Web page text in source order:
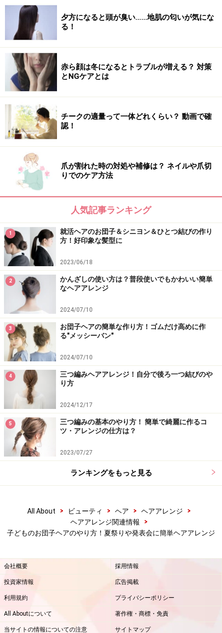
生え際にもワックスをなじませる
4. 根元からしっかりなじませ、生え際も撫でるように付
けておきます。
生え際から毛先までコームでなじませる
5. しっかり根元からコーミングをします。ワックスの油
分が全体に行き渡るように、毛先まで通します。生え際
から毛先までしっかりコームでとかして、しっとりとな
じませましょう
ベースのヘアアレンジ・土台の作り方
顎先と耳をつないだ斜めの線で分けとる
1. ブロッキングをします。あご先と耳の延長線上をゴー
ルデンポイントと呼びます。まずはこの線で分けとり、
トップで丸く取ります。
トップは丸くブロッキング
2. トップを丸く分け取った状態。まずは、このトップの
毛束からアレンジしていきます。
トップの髪をヘアゴムで結ぶ
3. トップをしっかりきつく結びます。ここがすべての土
台になりますので、根元が緩まないように結びましょ
う。シリコンゴムなどの弱いものではなく、細めのひも
状のゴムを使うと良いです。結んで輪っかにしてから使
ったら毛束を二つに分け、開くように引っ張り、根元の
緩みをとります。
4. 下半分をコームでとかしながら、ゴムの部分に合わせ
ていきます。お子さんが下を向いてしまうと、結んだ時
に襟足がたるんでしまいます。正面か少し上を向くよう
夕方になると頭が臭い……地肌の匂いが気にな
る！
赤ら顔は冬になるとトラブルが増える？ 対策
とNGケアとは
チークの適量って一体どれくらい？ 動画で確
認！
爪が割れた時の対処や補修は？ ネイルや爪切
りでのケア方法
人気記事ランキング
1
就活ヘアのお団子＆シニヨン＆ひとつ結びの作り
方！好印象な髪型に
2023/06/18
2
かんざしの使い方は？普段使いでもかわいい簡単
なヘアアレンジ
2024/07/10
3
お団子ヘアの簡単な作り方！ゴムだけ高めに作
る"メッシーバン"
2024/07/10
4
三つ編みヘアアレンジ！自分で後ろ一つ結びのや
り方
2024/12/17
5
三つ編みの基本のやり方！ 簡単で綺麗に作るコ
ツ・アレンジの仕方は？
2023/07/27
ランキングをもっと見る
All About > ビューティ > ヘア > ヘアアレンジ
>
ヘアアレンジ関連情報
>
子どものお団子ヘアのやり方！夏祭りや発表会に簡単ヘアアレンジ
会社概要 採用情報
投資家情報 広告掲載
利用規約 プライバシーポリシー
All Aboutについて 著作権・商標・免責
当サイトの情報についての注意 サイトマップ